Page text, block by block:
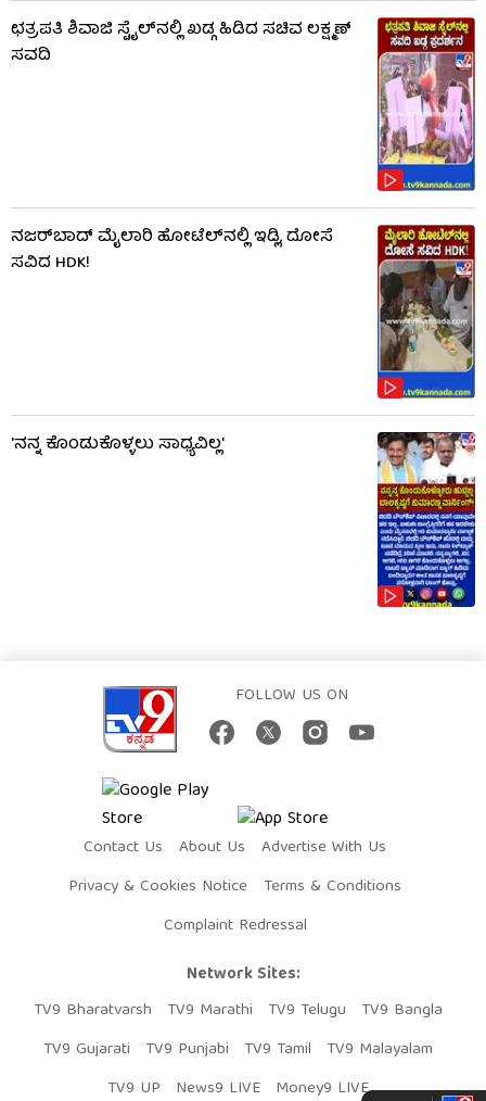
ಛತ್ರಪತಿ ಶಿವಾಜಿ ಸ್ಟೈಲ್​ನಲ್ಲಿ ಖಡ್ಗ ಹಿಡಿದ ಸಚಿವ ಲಕ್ಷ್ಮಣ್
ಸವದಿ
ನಜರ್‌ಬಾದ್ ಮೈಲಾರಿ ಹೋಟೆಲ್‌ನಲ್ಲಿ ಇಡ್ಲಿ, ದೋಸೆ
ಸವಿದ HDK!
'ನನ್ನ ಕೊಂಡುಕೊಳ್ಳಲು ಸಾಧ್ಯವಿಲ್ಲ'
FOLLOW US ON
Contact Us About Us
Advertise With Us
Privacy & Cookies Notice
Terms & Conditions
Complaint Redressal
Network Sites:
TV9 Bharatvarsh
TV9 Marathi TV9 Telugu
TV9 Bangla
TV9 Gujarati
TV9 Punjabi TV9 Tamil
TV9 Malayalam
TV9 UP
News9 LIVE Money9 LIVE